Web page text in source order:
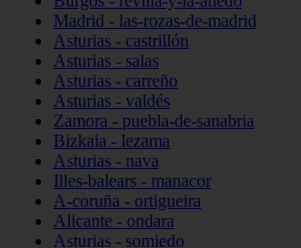
Madrid - las-rozas-de-madrid
Asturias - castrillón
Asturias - salas
Asturias - carreño
Asturias - valdés
Zamora - puebla-de-sanabria
Bizkaia - lezama
Asturias - nava
Illes-balears - manacor
A-coruña - ortigueira
Alicante - ondara
Asturias - somiedo